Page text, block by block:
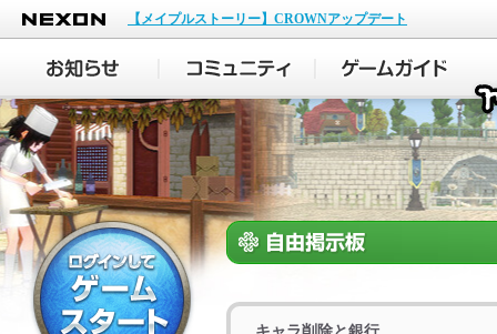
NEXON
【メイプルストーリー】CROWNアップデート